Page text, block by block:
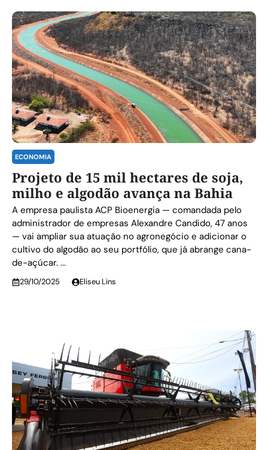
ECONOMIA
Projeto de 15 mil hectares de soja,
milho e algodão avança na Bahia
A empresa paulista ACP Bioenergia — comandada pelo
administrador de empresas Alexandre Candido, 47 anos
— vai ampliar sua atuação no agronegócio e adicionar o
cultivo do algodão ao seu portfólio, que já abrange cana-
de-açúcar. ...
29/10/2025 Eliseu Lins